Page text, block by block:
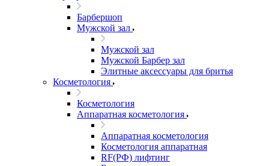
Барбершоп
Мужской зал
Мужской зал
Мужской Барбер зал
Элитные аксессуары для бритья
Косметология
Косметология
Аппаратная косметология
Аппаратная косметология
Косметология аппаратная
RF(РФ) лифтинг